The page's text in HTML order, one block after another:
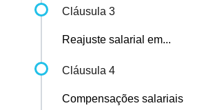
Cláusula 3
Reajuste salarial em...
Cláusula 4
Compensações salariais